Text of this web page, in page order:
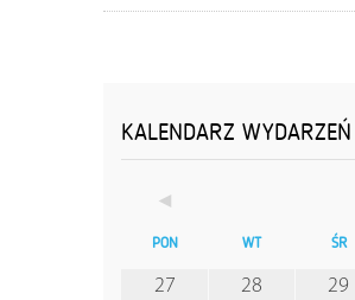
KALENDARZ WYDARZEŃ
◄
PON WT ŚR
27 28 29